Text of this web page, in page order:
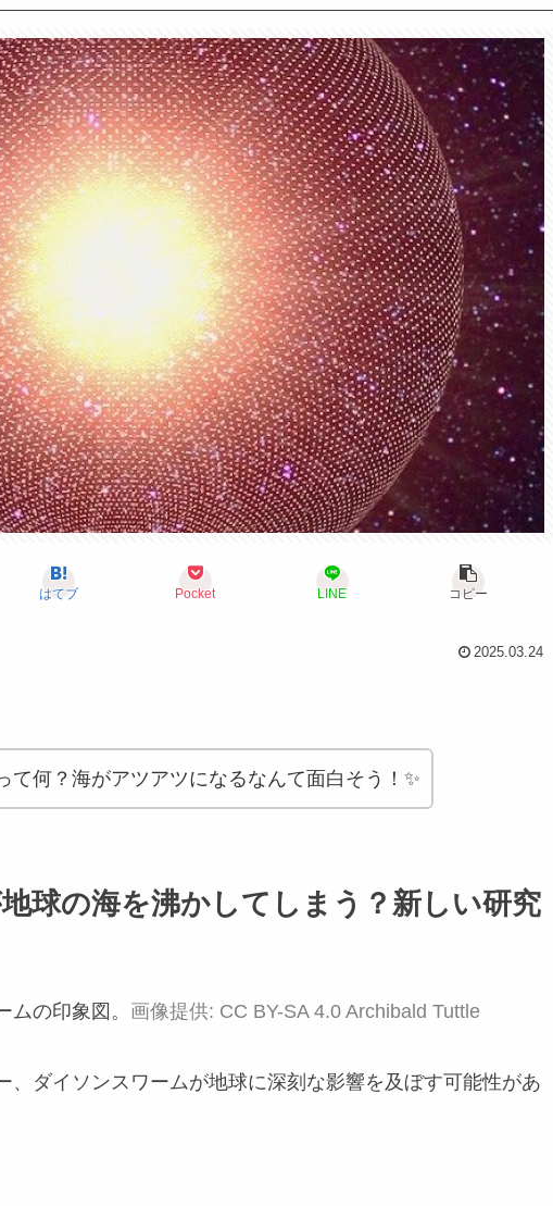
はてブ Pocket LINE コピー
2025.03.24
て何？海がアツアツになるなんて面白そう！✨
球の海を沸かしてしまう？新しい研究
の印象図。 画像提供: CC BY-SA 4.0 Archibald Tuttle
、ダイソンスワームが地球に深刻な影響を及ぼす可能性があ